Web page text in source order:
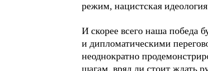
режим, нацистская
И скорее всего наша победа
и дипломатическими
неоднократно
шагам, вряд ли стоит ждать